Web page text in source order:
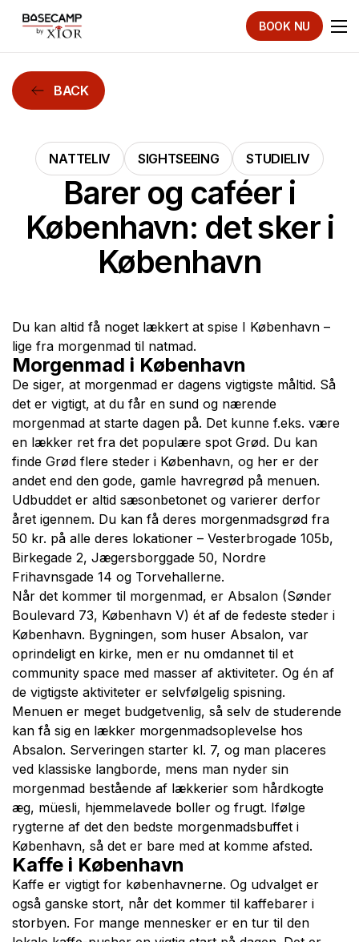
BOOK NU
BACK
NATTELIV SIGHTSEEING STUDIELIV
Barer og caféer i
København: det sker i
København
Du kan altid få noget lækkert at spise I København –
lige fra morgenmad til natmad.
Morgenmad i København
De siger, at morgenmad er dagens vigtigste måltid. Så
det er vigtigt, at du får en sund og nærende
morgenmad at starte dagen på. Det kunne f.eks. være
en lækker ret fra det populære spot Grød. Du kan
finde Grød flere steder i København, og her er der
andet end den gode, gamle havregrød på menuen.
Udbuddet er altid sæsonbetonet og varierer derfor
året igennem. Du kan få deres morgenmadsgrød fra
50 kr. på alle deres lokationer – Vesterbrogade 105b,
Birkegade 2, Jægersborggade 50, Nordre
Frihavnsgade 14 og Torvehallerne.
Når det kommer til morgenmad, er Absalon (Sønder
Boulevard 73, København V) ét af de fedeste steder i
København. Bygningen, som huser Absalon, var
oprindeligt en kirke, men er nu omdannet til et
community space med masser af aktiviteter. Og én af
de vigtigste aktiviteter er selvfølgelig spisning.
Menuen er meget budgetvenlig, så selv de studerende
kan få sig en lækker morgenmadsoplevelse hos
Absalon. Serveringen starter kl. 7, og man placeres
ved klassiske langborde, mens man nyder sin
morgenmad bestående af lækkerier som hårdkogte
æg, müesli, hjemmelavede boller og frugt. Ifølge
rygterne af det den bedste morgenmadsbuffet i
København, så det er bare med at komme afsted.
Kaffe i København
Kaffe er vigtigt for københavnerne. Og udvalget er
også ganske stort, når det kommer til kaffebarer i
storbyen. For mange mennesker er en tur til den